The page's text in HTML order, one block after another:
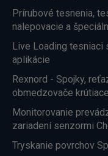
Prírubové tesnenia,
nalepovacie a
Live Loading tesniaci
aplikácie
Rexnord - Spojky,
obmedzovače
Monitorovanie
zariadení senzormi
Tryskanie povrchov